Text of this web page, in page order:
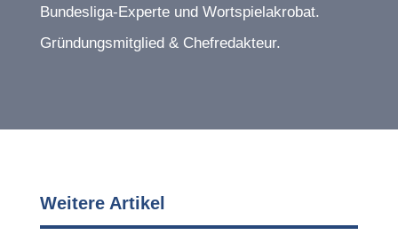
Bundesliga-Experte und Wortspielakrobat.
Gründungsmitglied & Chefredakteur.
Weitere Artikel